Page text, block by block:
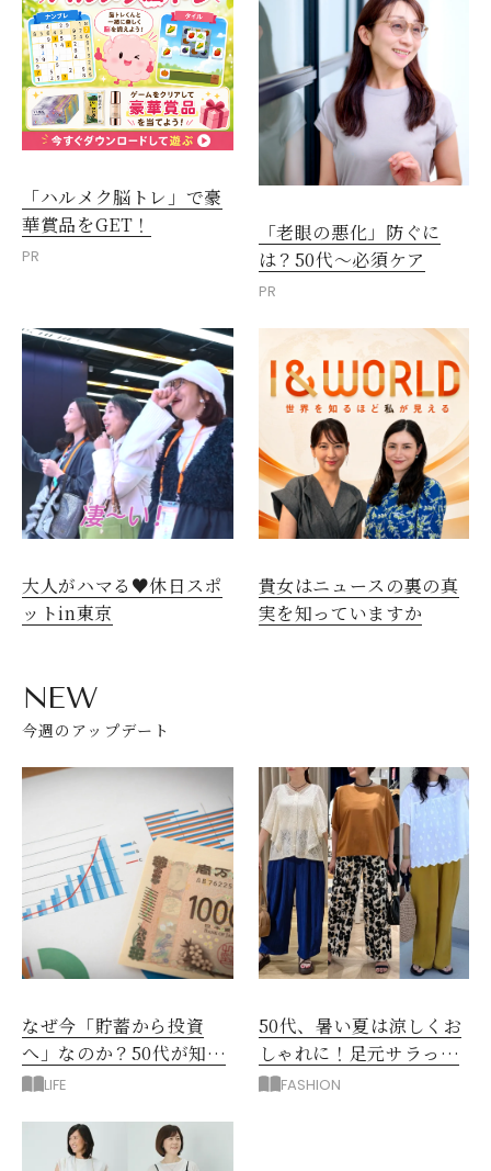
「ハルメク脳トレ」で豪
華賞品をGET！
PR
「老眼の悪化」防ぐに
は？50代～必須ケア
PR
大人がハマる♥休日スポ
ットin東京
貴女はニュースの裏の真
実を知っていますか
NEW
今週のアップデート
なぜ今「貯蓄から投資
へ」なのか？50代が知る
べきお金の新常識
LIFE
50代、暑い夏は涼しくお
しゃれに！足元サラっと
快適「優秀ワイドパン
FASHION